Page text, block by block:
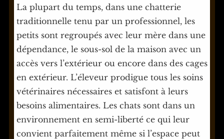
La plupart du temps, dans une chatterie
traditionnelle tenu par un professionnel, les
petits sont regroupés avec leur mère dans une
dépendance, le sous-sol de la maison avec un
accès vers l’extérieur ou encore dans des cages
en extérieur. L’éleveur prodigue tous les soins
vétérinaires nécessaires et satisfont à leurs
besoins alimentaires. Les chats sont dans un
environnement en semi-liberté ce qui leur
convient parfaitement même si l’espace peut